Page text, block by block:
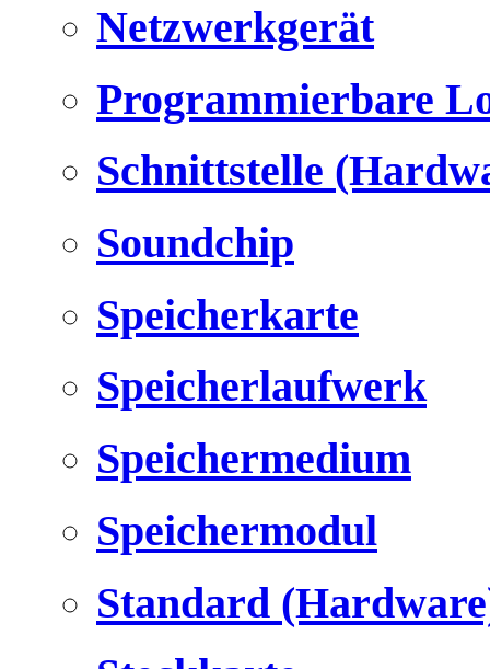
Netzwerkgerät
Programmierbare
Schnittstelle
Soundchip
Speicherkarte
Speicherlaufwerk
Speichermedium
Speichermodul
Standard